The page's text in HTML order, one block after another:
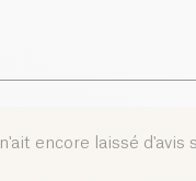
encore laissé d'avis